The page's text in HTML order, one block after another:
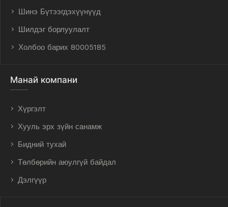
Шинэ Бүтээгдэхүүнүүд
Шилдэг борлуулалт
Холбоо барих 80005185
Манай компани
Хүргэлт
Хууль эрх зүйн санамж
Бидний тухай
Төлбөрийн аюулгүй байдал
Дэлгүүр